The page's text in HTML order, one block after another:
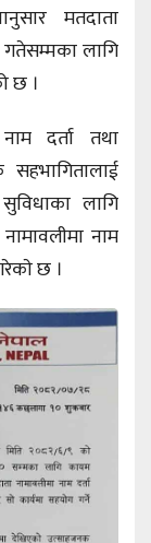
मतदाता
गतेसम्मका लागि
छ ।
दर्ता तथा
लागि
नाम
छ ।